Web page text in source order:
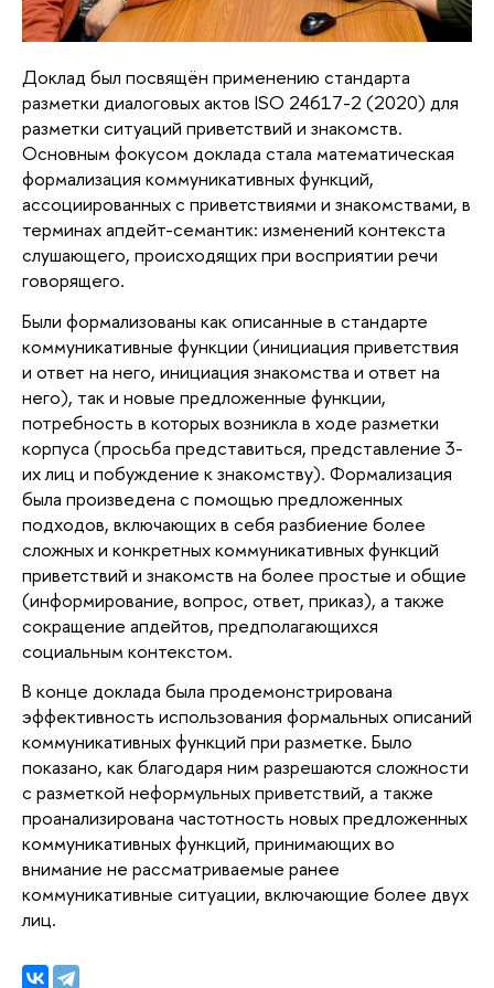
Доклад был посвящён применению стандарта
разметки диалоговых актов ISO 24617-2 (2020) для
разметки ситуаций приветствий и знакомств.
Основным фокусом доклада стала математическая
формализация коммуникативных функций,
ассоциированных с приветствиями и знакомствами, в
терминах апдейт-семантик: изменений контекста
слушающего, происходящих при восприятии речи
говорящего.
Были формализованы как описанные в стандарте
коммуникативные функции (инициация приветствия
и ответ на него, инициация знакомства и ответ на
него), так и новые предложенные функции,
потребность в которых возникла в ходе разметки
корпуса (просьба представиться, представление 3-
их лиц и побуждение к знакомству). Формализация
была произведена с помощью предложенных
подходов, включающих в себя разбиение более
сложных и конкретных коммуникативных функций
приветствий и знакомств на более простые и общие
(информирование, вопрос, ответ, приказ), а также
сокращение апдейтов, предполагающихся
социальным контекстом.
В конце доклада была продемонстрирована
эффективность использования формальных описаний
коммуникативных функций при разметке. Было
показано, как благодаря ним разрешаются сложности
с разметкой неформульных приветствий, а также
проанализирована частотность новых предложенных
коммуникативных функций, принимающих во
внимание не рассматриваемые ранее
коммуникативные ситуации, включающие более двух
лиц.